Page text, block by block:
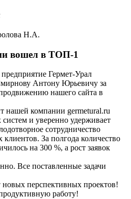
Н.А.
вошел в ТОП-1
Гермет-Урал
Антону Юрьевичу за
нашего сайта в
нашей компании germetural.ru
и уверенно удерживает
сотрудничество
За полгода количество
на 300 %, а рост заявок
Все поставленные задачи
перспективных проектов!
работу!